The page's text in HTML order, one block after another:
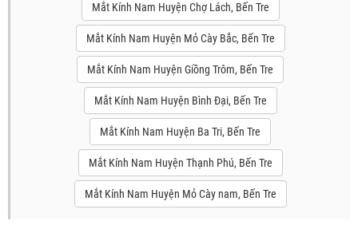
Mắt Kính Nam Huyện Chợ Lách, Bến Tre
Mắt Kính Nam Huyện Mỏ Cày Bắc, Bến Tre
Mắt Kính Nam Huyện Giồng Trôm, Bến Tre
Mắt Kính Nam Huyện Bình Đại, Bến Tre
Mắt Kính Nam Huyện Ba Tri, Bến Tre
Mắt Kính Nam Huyện Thạnh Phú, Bến Tre
Mắt Kính Nam Huyện Mỏ Cày nam, Bến Tre